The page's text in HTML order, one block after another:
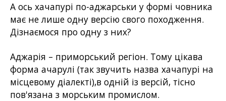
А ось хачапурі по-аджарськи у формі човника
має не лише одну версію свого походження.
Дізнаємося про одну з них?
Аджарія – приморський регіон. Тому цікава
форма ачарулі (так звучить назва хачапурі на
місцевому діалекті),в одній із версій, тісно
пов'язана з морським промислом.